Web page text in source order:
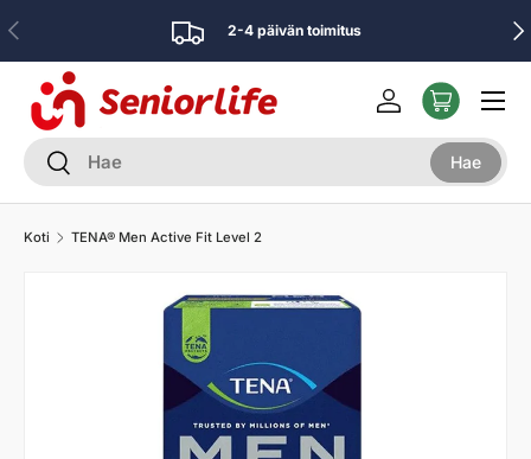
Edellinen 2-4 päivän toimitus
Etsi
Hae Hae
Kirjaudu sisään
Valikko
Koti TENA® Men Active Fit Level 2